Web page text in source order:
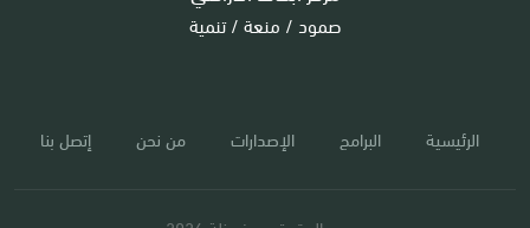
صمود / منعة / تنمية
الرئيسية البرامج الإصدارات من نحن إتصل بنا